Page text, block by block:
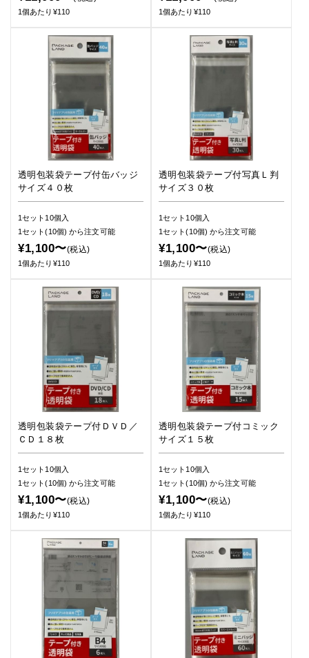
1個あたり¥110 1個あたり¥110
透明包装袋テープ付缶バッジ
サイズ４０枚
1セット10個入
1セット(10個)から注文可能
¥1,100〜(税込)
1個あたり¥110
透明包装袋テープ付写真Ｌ判
サイズ３０枚
1セット10個入
1セット(10個)から注文可能
¥1,100〜(税込)
1個あたり¥110
透明包装袋テープ付ＤＶＤ／
ＣＤ１８枚
1セット10個入
1セット(10個)から注文可能
¥1,100〜(税込)
1個あたり¥110
透明包装袋テープ付コミック
サイズ１５枚
1セット10個入
1セット(10個)から注文可能
¥1,100〜(税込)
1個あたり¥110